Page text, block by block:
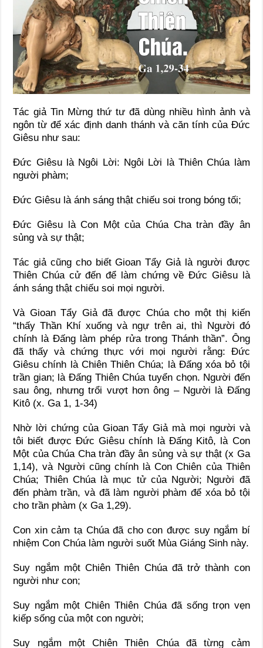
Tác giả Tin Mừng thứ tư đã dùng nhiều hình ảnh và
ngôn từ để xác định danh thánh và căn tính của Đức
Giêsu như sau:
Đức Giêsu là Ngôi Lời: Ngôi Lời là Thiên Chúa làm
người phàm;
Đức Giêsu là ánh sáng thật chiếu soi trong bóng tối;
Đức Giêsu là Con Một của Chúa Cha tràn đầy ân
sủng và sự thật;
Tác giả cũng cho biết Gioan Tẩy Giả là người được
Thiên Chúa cử đến để làm chứng về Đức Giêsu là
ánh sáng thật chiếu soi mọi người.
Và Gioan Tẩy Giả đã được Chúa cho một thị kiến
“thấy Thần Khí xuống và ngự trên ai, thì Người đó
chính là Đấng làm phép rửa trong Thánh thần”. Ông
đã thấy và chứng thực với mọi người rằng: Đức
Giêsu chính là Chiên Thiên Chúa; là Đấng xóa bỏ tội
trần gian; là Đấng Thiên Chúa tuyển chọn. Người đến
sau ông, nhưng trổi vượt hơn ông – Người là Đấng
Kitô (x. Ga 1, 1-34)
Nhờ lời chứng của Gioan Tẩy Giả mà mọi người và
tôi biết được Đức Giêsu chính là Đấng Kitô, là Con
Một của Chúa Cha tràn đầy ân sủng và sự thật (x Ga
1,14), và Người cũng chính là Con Chiên của Thiên
Chúa; Thiên Chúa là mục tử của Người; Người đã
đến phàm trần, và đã làm người phàm để xóa bỏ tội
cho trần phàm (x Ga 1,29).
Con xin cảm tạ Chúa đã cho con được suy ngắm bí
nhiệm Con Chúa làm người suốt Mùa Giáng Sinh này.
Suy ngắm một Chiên Thiên Chúa đã trở thành con
người như con;
Suy ngắm một Chiên Thiên Chúa đã sống trọn vẹn
kiếp sống của một con người;
Suy ngắm một Chiên Thiên Chúa đã từng cảm